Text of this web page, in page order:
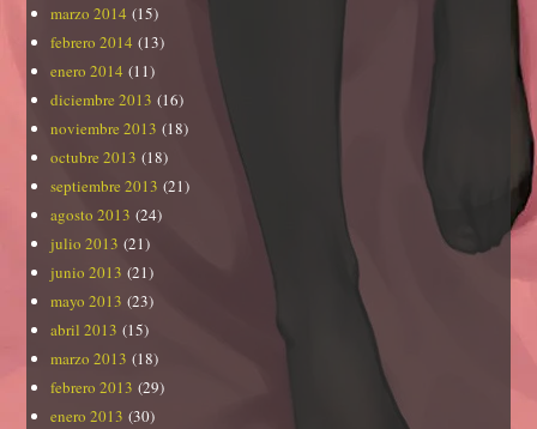
marzo 2014 (15)
febrero 2014 (13)
enero 2014 (11)
diciembre 2013 (16)
noviembre 2013 (18)
octubre 2013 (18)
septiembre 2013 (21)
agosto 2013 (24)
julio 2013 (21)
junio 2013 (21)
mayo 2013 (23)
abril 2013 (15)
marzo 2013 (18)
febrero 2013 (29)
enero 2013 (30)